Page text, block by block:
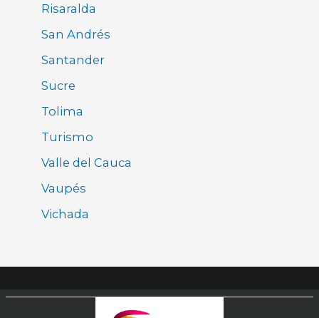
Risaralda
San Andrés
Santander
Sucre
Tolima
Turismo
Valle del Cauca
Vaupés
Vichada